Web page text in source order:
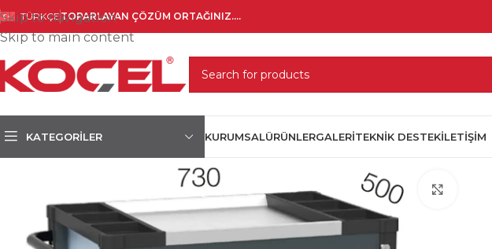
Skip to navigation
Skip to main content
TÜRKÇETOPARLAYAN ÇÖZÜM ORTAĞINIZ....
KATEGORILER KURUMSALÜRÜNLERGALERITEKNIK DESTEKİLETIŞIM